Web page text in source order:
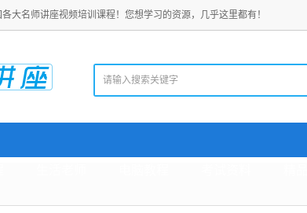
大名师讲座视频培训课程！您想学习的资源，几乎这里都有！